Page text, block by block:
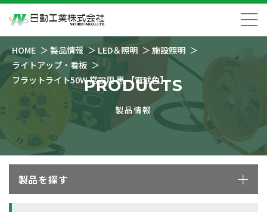
HOME 製品情報 LED＆照明
施設照明
ライトアップ・看板
フラットライト50W 常設用 黒 【電球色】
PRODUCTS
製品情報
製品を探す